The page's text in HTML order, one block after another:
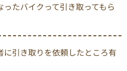
ったバイクって引き取ってもら
に引き取りを依頼したところ有